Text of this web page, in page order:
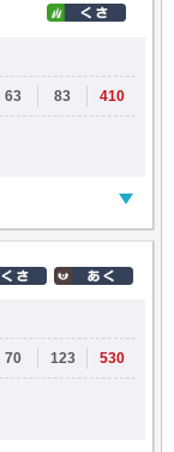
63 83 410
70 123 530